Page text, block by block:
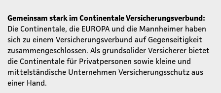
Gemeinsam stark im Continentale Versicherungsverbund:
Die Continentale, die EUROPA und die Mannheimer haben
sich zu einem Versicherungsverbund auf Gegenseitigkeit
zusammengeschlossen. Als grundsolider Versicherer bietet
die Continentale für Privatpersonen sowie kleine und
mittelständische Unternehmen Versicherungsschutz aus
einer Hand.